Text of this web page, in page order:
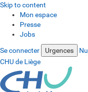
Skip to content
Mon espace
Presse
Jobs
Se connecter Urgences
CHU de Liège